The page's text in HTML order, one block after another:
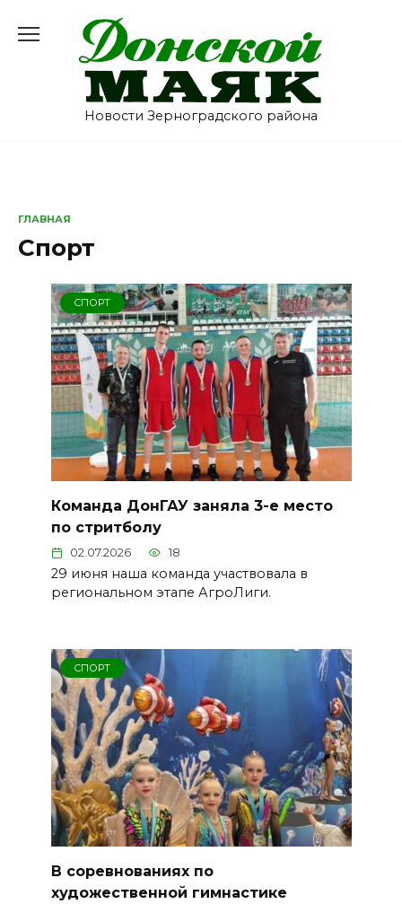
содержанию
Новости Зерноградского района
ГЛАВНАЯ
Спорт
СПОРТ
Команда ДонГАУ заняла 3-е место
по стритболу
02.07.2026 18
29 июня наша команда участвовала в
региональном этапе АгроЛиги.
СПОРТ
В соревнованиях по
художественной гимнастике